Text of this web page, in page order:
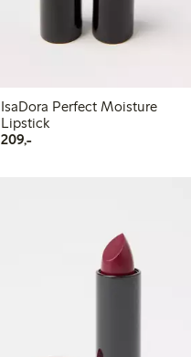
IsaDora Perfect Moisture
Lipstick
209,-209,00 kr